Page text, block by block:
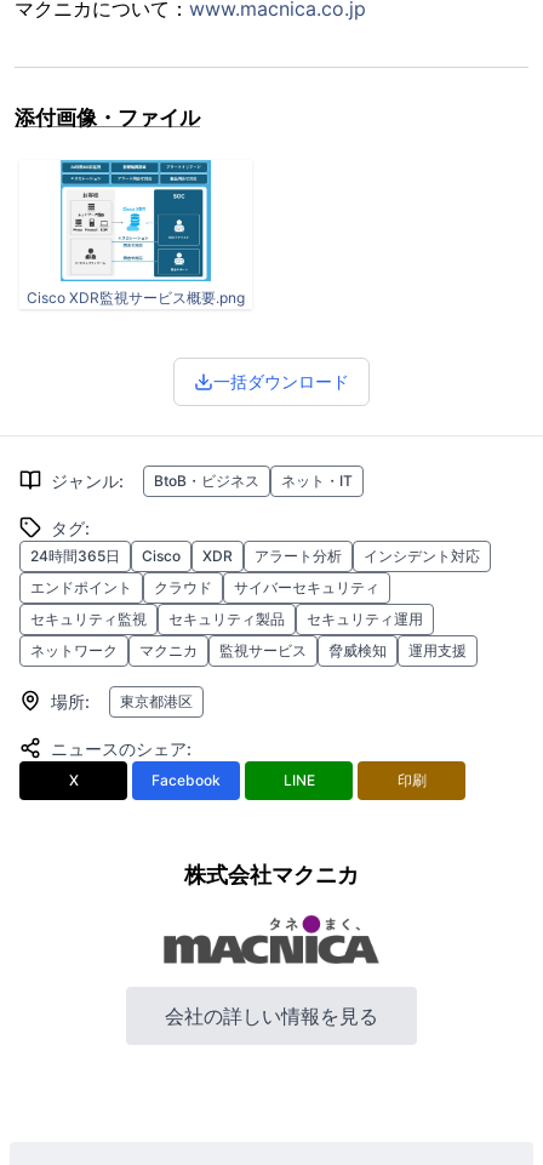
マクニカについて： www.macnica.co.jp
添付画像・ファイル
Cisco XDR監視サービス概要.png
一括ダウンロード
ジャンル: BtoB・ビジネス ネット・IT
タグ:
24時間365日 Cisco XDR アラート分析
インシデント対応
エンドポイント
クラウド
サイバーセキュリティ
セキュリティ監視
セキュリティ製品
セキュリティ運用
ネットワーク
マクニカ 監視サービス 脅威検知 運用支援
場所: 東京都港区
ニュースのシェア:
X Facebook LINE 印刷
株式会社マクニカ
会社の詳しい情報を見る